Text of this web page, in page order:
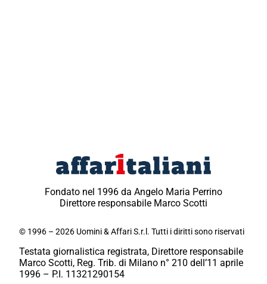
Fondato nel 1996 da Angelo Maria Perrino
Direttore responsabile Marco Scotti
© 1996 – 2026 Uomini & Affari S.r.l. Tutti i diritti sono riservati
Testata giornalistica registrata, Direttore responsabile
Marco Scotti, Reg. Trib. di Milano n° 210 dell’11 aprile
1996 – P.I. 11321290154